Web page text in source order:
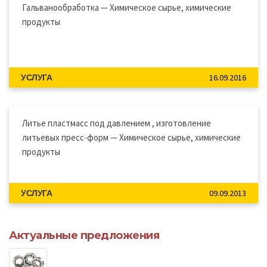
Гальванообработка — Химическое сырье, химические
продукты
УСЛУГА 16.09.2016
Литье пластмасс под давлением , изготовление
литьевых пресс-форм — Химическое сырье, химические
продукты
УСЛУГА 09.09.2013
Актуальные предложения